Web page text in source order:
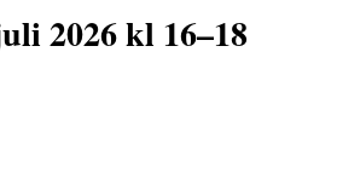
2026 kl 16–18